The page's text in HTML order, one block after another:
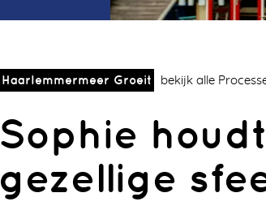
Haarlemmermeer Groeit bekijk alle
Sophie
gezellige